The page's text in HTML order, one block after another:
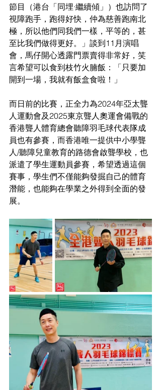
節目（港台「同埋·繼續傾」）也訪問了
視障跑手，跑得好快，仲為慈善跑南北
極，所以他們同我們一樣，平等的，甚
至比我們做得更好。」談到11月演唱
會，馬仔開心透露門票賣得非常好，笑
言希望可以食到枝竹火腩飯：「只要加
開到一場，我就有飯盒食啦！」
而日前的比賽，正全力為2024年亞太聾
人運動會及2025東京聾人奧運會備戰的
香港聾人體育總會聽障羽毛球代表隊成
員也有參賽，而香港唯一提供中小學聾
人/聽障兒童教育的路德會啟聾學校，也
派遣了學生運動員參賽，希望透過這個
賽事，學生們不僅能夠發掘自己的體育
潛能，也能夠在學業之外得到全面的發
展。